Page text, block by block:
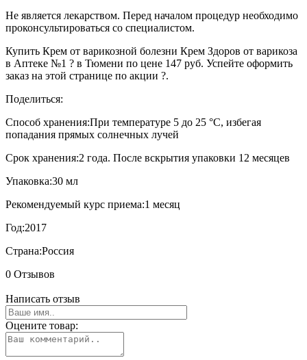
Не является лекарством. Перед началом процедур необходимо
проконсультироваться со специалистом.
Купить Крем от варикозной болезни Крем Здоров от варикоза
в Аптеке №1 ? в Тюмени по цене 147 руб. Успейте оформить
заказ на этой странице по акции ?.
Поделиться:
Способ хранения:При температуре 5 до 25 °C, избегая
попадания прямых солнечных лучей
Срок хранения:2 года. После вскрытия упаковки 12 месяцев
Упаковка:30 мл
Рекомендуемый курс приема:1 месяц
Год:2017
Страна:Россия
0 Отзывов
Написать отзыв
Оцените товар: